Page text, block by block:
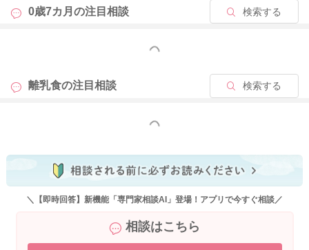
0歳7カ月の注目相談 検索する
もっと見る
離乳食の注目相談 検索する
もっと見る
＼【即時回答】新機能「専門家相談AI」登場！アプリで今すぐ相談／
相談はこちら